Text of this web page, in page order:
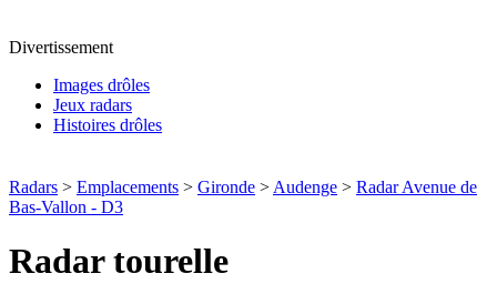
Divertissement
Images drôles
Jeux radars
Histoires drôles
Radars > Emplacements > Gironde > Audenge > Radar Avenue de
Bas-Vallon - D3
Radar tourelle